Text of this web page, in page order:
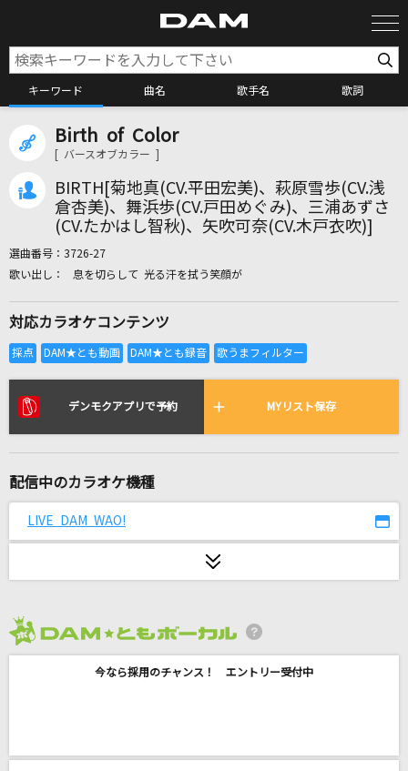
キーワード 曲名 歌手名 歌詞
カラオケ検索
カラオケ店舗検索
全国りれき
Re:start!!!
[生音]左右盲
夏宿り
大神ミオ
[生音]アイラブユー
Birth of Color
[ バースオブカラー ]
BIRTH[菊地真(CV.平田宏美)、萩原雪歩(CV.浅
倉杏美)、舞浜歩(CV.戸田めぐみ)、三浦あずさ
(CV.たかはし智秋)、矢吹可奈(CV.木戸衣吹)]
選曲番号： 3726-27
息を切らして 光る汗を拭う笑顔が
対応カラオケコンテンツ
デンモクアプリで予約 MYリスト保存
配信中のカラオケ機種
LIVE DAM WAO!
今なら採用のチャンス！ エントリー受付中